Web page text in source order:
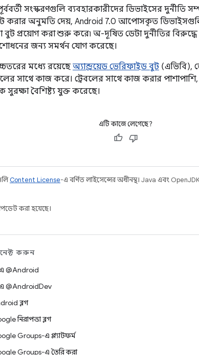
সংস্করণগুলি ব্যবহারকারীদের ডিভাইসের
করার অনুমতি দেয়, Android 7.0 আপোসকৃত
বুট প্রয়োগ করা শুরু করে৷ অ-দূষিত ডেটা দুর্নীতির
জন্য সমর্থন যোগ করেছে।
মধ্যে রয়েছেঅ্যান্ড্রয়েড ভেরিফাইড বুট (এভিবি),
সাথে কাজ করে। ট্রেবলের সাথে কাজ করার
বৈশিষ্ট্য যুক্ত করেছে।
এটি কাজে লেগেছে?
Content License-এ বর্ণিত লাইসেন্সের অধীনস্থ। Java এবং
করা হয়েছে।
করুন
@Android
@AndroidDev
ব্লগ
নিরাপত্তা ব্লগ
Groups-এ প্ল্যাটফর্ম
Groups-এ তৈরি করা